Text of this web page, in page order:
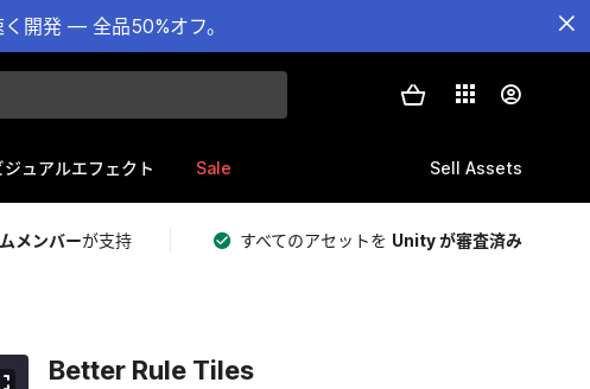
開発 — 全品50%オフ。
ジュアルエフェクト Sale Sell Assets
メンバーが支持 すべてのアセットを Unity が審査済み
Better Rule Tiles